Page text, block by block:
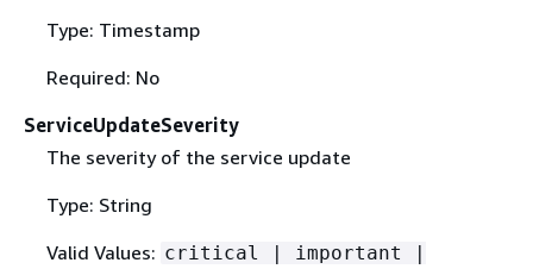
Type: Timestamp
Required: No
ServiceUpdateSeverity
The severity of the service update
Type: String
Valid Values: critical | important |